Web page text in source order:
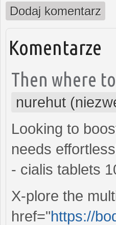
Dodaj komentarz
Komentarze
Then where
nurehut
Looking to
needs
- cialis tablets
X-plore the
href="https://